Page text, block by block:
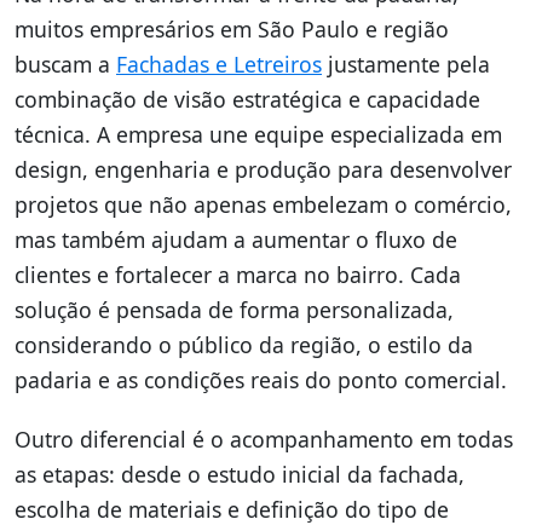
muitos empresários em São Paulo e região
buscam a Fachadas e Letreiros justamente pela
combinação de visão estratégica e capacidade
técnica. A empresa une equipe especializada em
design, engenharia e produção para desenvolver
projetos que não apenas embelezam o comércio,
mas também ajudam a aumentar o fluxo de
clientes e fortalecer a marca no bairro. Cada
solução é pensada de forma personalizada,
considerando o público da região, o estilo da
padaria e as condições reais do ponto comercial.
Outro diferencial é o acompanhamento em todas
as etapas: desde o estudo inicial da fachada,
escolha de materiais e definição do tipo de